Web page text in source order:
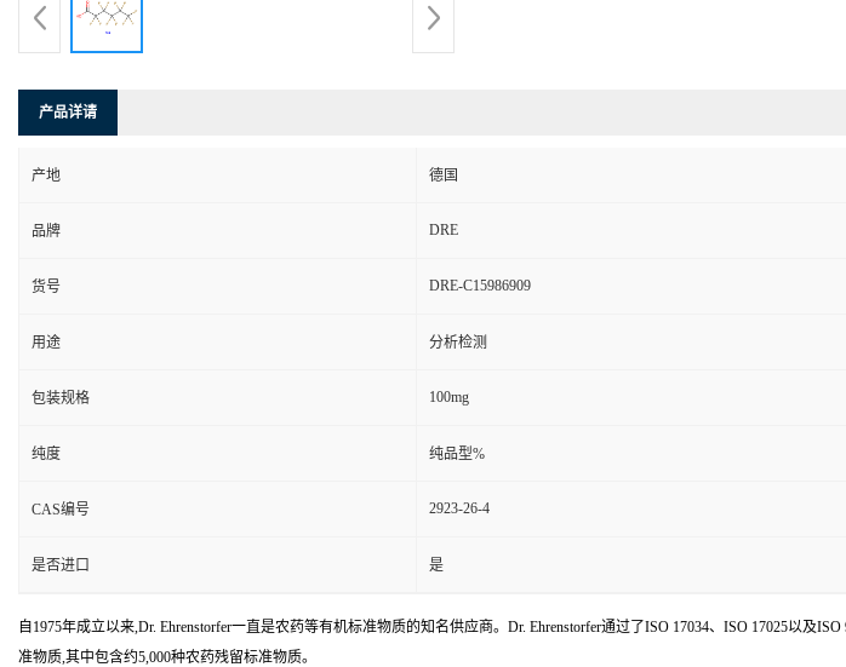
产品详请
产地 德国
品牌 DRE
货号 DRE-C15986909
用途 分析检测
包装规格 100mg
纯度 纯品型%
CAS编号 2923-26-4
是否进口 是
自1975年成立以来,Dr. Ehrenstorfer一直是农药等有机标准物质的知名供应商。Dr. Ehrenstorfer通过了ISO 17034、ISO 17025以
准物质,其中包含约5,000种农药残留标准物质。